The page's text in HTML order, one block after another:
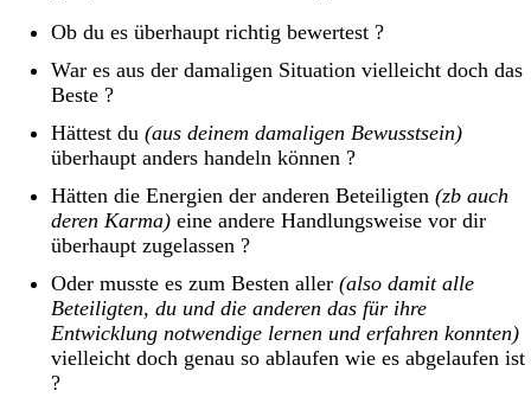
Ob du es überhaupt richtig bewertest ?
War es aus der damaligen Situation vielleicht doch das
Beste ?
Hättest du (aus deinem damaligen Bewusstsein)
überhaupt anders handeln können ?
Hätten die Energien der anderen Beteiligten (zb auch
deren Karma) eine andere Handlungsweise vor dir
überhaupt zugelassen ?
Oder musste es zum Besten aller (also damit alle
Beteiligten, du und die anderen das für ihre
Entwicklung notwendige lernen und erfahren konnten)
vielleicht doch genau so ablaufen wie es abgelaufen ist
?